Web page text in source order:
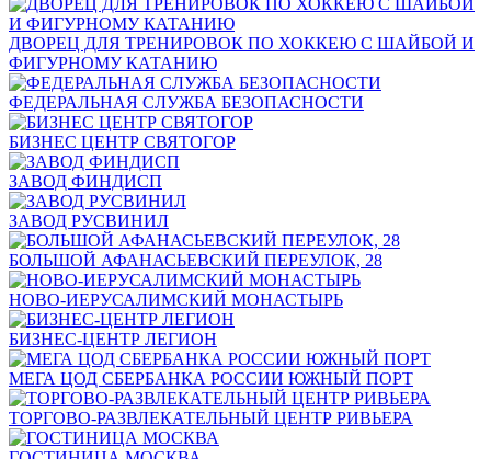
ДВОРЕЦ ДЛЯ ТРЕНИРОВОК ПО ХОККЕЮ С ШАЙБОЙ И
ФИГУРНОМУ КАТАНИЮ
ФЕДЕРАЛЬНАЯ СЛУЖБА БЕЗОПАСНОСТИ
БИЗНЕС ЦЕНТР СВЯТОГОР
ЗАВОД ФИНДИСП
ЗАВОД РУСВИНИЛ
БОЛЬШОЙ АФАНАСЬЕВСКИЙ ПЕРЕУЛОК, 28
НОВО-ИЕРУСАЛИМСКИЙ МОНАСТЫРЬ
БИЗНЕС-ЦЕНТР ЛЕГИОН
МЕГА ЦОД СБЕРБАНКА РОССИИ ЮЖНЫЙ ПОРТ
ТОРГОВО-РАЗВЛЕКАТЕЛЬНЫЙ ЦЕНТР РИВЬЕРА